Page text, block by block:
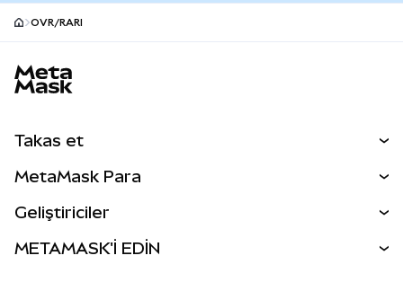
OVR/RARI
Takas et
Perps
RWA'lar
MetaMask Para
Geliştiriciler
METAMASK'İ EDİN